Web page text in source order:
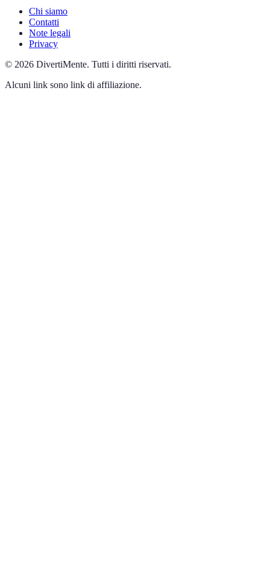
Chi siamo
Contatti
Note legali
Privacy
© 2026 DivertiMente. Tutti i diritti riservati.
Alcuni link sono link di affiliazione.